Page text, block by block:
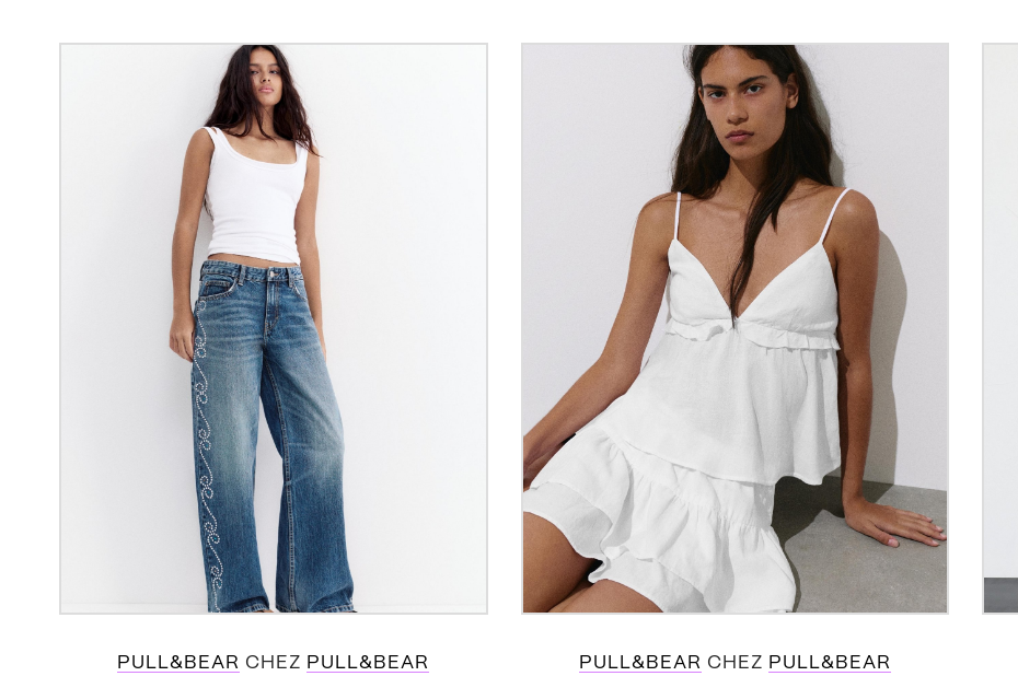
ACHETER ACHETER
PULL&BEAR CHEZ PULL&BEAR PULL&BEAR CHEZ PULL&BEAR